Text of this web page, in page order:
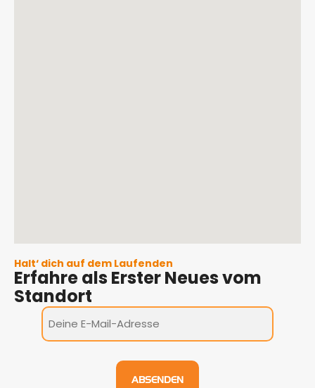
Halt‘ dich auf dem Laufenden
Erfahre als Erster Neues vom
Standort
Erfahre
als
ABSENDEN